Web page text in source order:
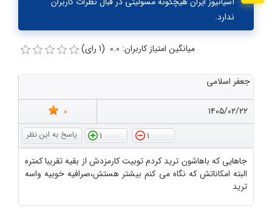
ندارد.
میانگین امتیاز کاربران: 0.0 (1 رای)
جعفر اسلامی
۱۴۰۵/۰۲/۲۲
0
1
1
جاهایی که باهاشون ترید کردم توبیت کارمزدش از بقیه تقریبا کمتره
البته امکاناتش که نگاه می کنم بیشتر هستش،صرافیه خوبیه واسه
ترید